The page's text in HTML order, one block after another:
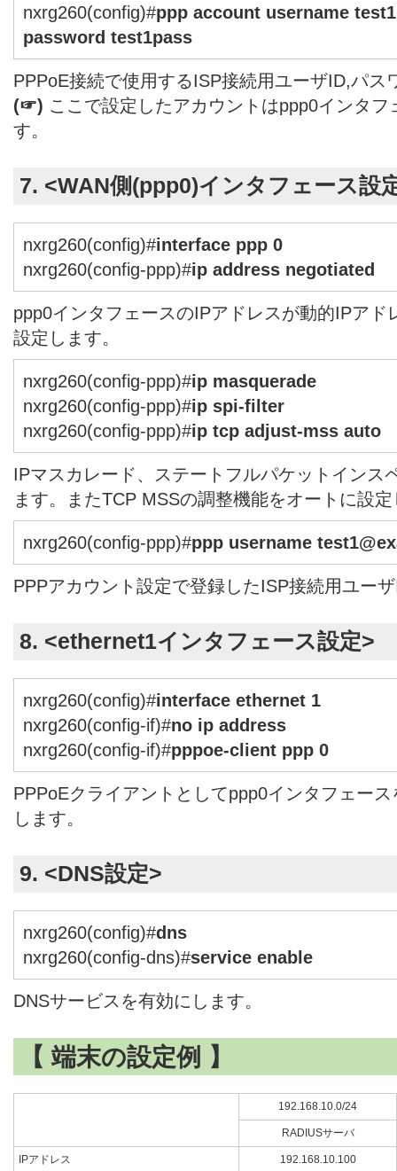
nxrg260(config)#ppp account username
password test1pass
PPPoE接続で使用するISP接続用ユーザID,パス
(☞) ここで設定したアカウントはppp0インタ
す。
7. <WAN側(ppp0)インタフェース設
nxrg260(config)#interface ppp 0
nxrg260(config-ppp)#ip address negotiated
ppp0インタフェースのIPアドレスが動的IPアド
設定します。
nxrg260(config-ppp)#ip masquerade
nxrg260(config-ppp)#ip spi-filter
nxrg260(config-ppp)#ip tcp adjust-mss auto
IPマスカレード、ステートフルパケットインス
ます。またTCP MSSの調整機能をオートに設
nxrg260(config-ppp)#ppp username
PPPアカウント設定で登録したISP接続用ユー
8. <ethernet1インタフェース設定>
nxrg260(config)#interface ethernet 1
nxrg260(config-if)#no ip address
nxrg260(config-if)#pppoe-client ppp 0
PPPoEクライアントとしてppp0インタフェー
します。
9. <DNS設定>
nxrg260(config)#dns
nxrg260(config-dns)#service enable
DNSサービスを有効にします。
【 端末の設定例 】
192.168.10.0/24
RADIUSサーバ
IPアドレス 192.168.10.100